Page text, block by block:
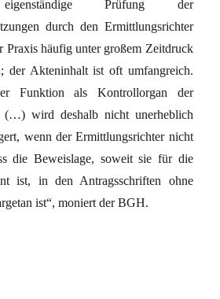
Prüfung der
durch den Ermittlungsrichter
Praxis häufig unter großem Zeitdruck
der Akteninhalt ist oft umfangreich.
Funktion als Kontrollorgan der
(…) wird deshalb nicht unerheblich
wenn der Ermittlungsrichter nicht
die Beweislage, soweit sie für die
ist, in den Antragsschriften ohne
ist“, moniert der BGH.